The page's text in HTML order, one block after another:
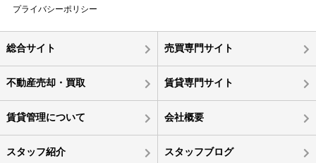
プライバシーポリシー
総合サイト 売買専門サイト
不動産売却・買取 賃貸専門サイト
賃貸管理について 会社概要
スタッフ紹介 スタッフブログ